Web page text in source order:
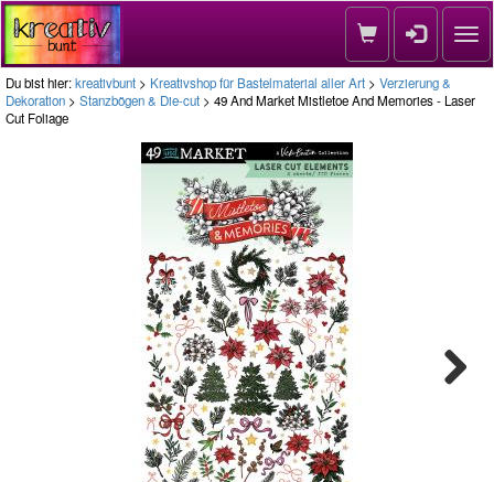
Du bist hier:kreativbunt > Kreativshop für Bastelmaterial aller Art > Verzierung &
Dekoration > Stanzbögen & Die-cut > 49 And Market Mistletoe And Memories - Laser
Cut Foliage